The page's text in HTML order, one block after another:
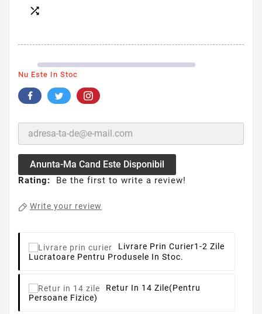

Nu Este In Stoc
Anunta-Ma Cand Este Disponibil
Rating: Be the first to write a review!
Write your review
Livrare Prin Curier1-2 Zile
Lucratoare Pentru Produsele In Stoc.
Retur In 14 Zile(pentru
Persoane Fizice)